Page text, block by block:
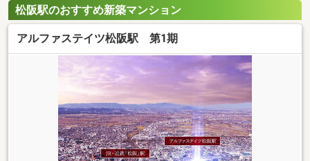
松阪駅のおすすめ新築マンション
アルファステイツ松阪駅 第1期